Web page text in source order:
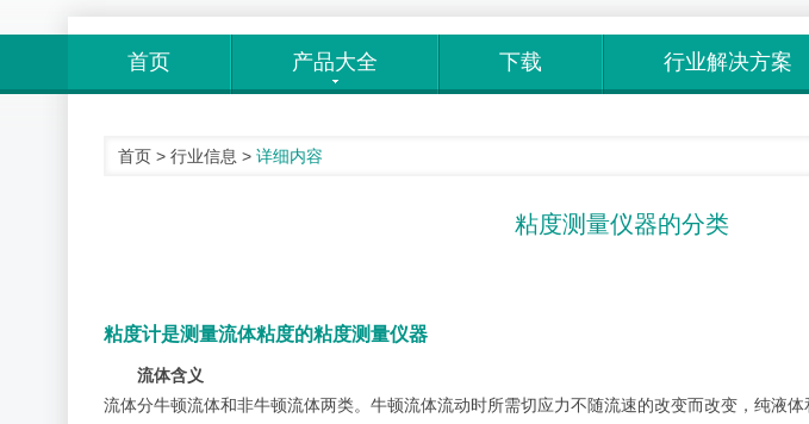
首页 产品大全 下载 行业解决方案
首页 > 行业信息 > 详细内容
粘度测量仪器的分类
粘度计是测量流体粘度的粘度测量仪器
流体含义
流体分牛顿流体和非牛顿流体两类。牛顿流体流动时所需切应力不随流速的改变而改变，纯液